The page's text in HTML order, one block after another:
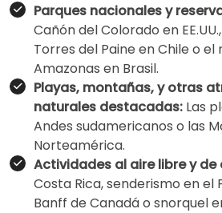
Parques nacionales y
Cañón del Colorado en
Torres del Paine en Chile o el
Amazonas en Brasil.
Playas, montañas, y otras
naturales destacadas: Las
Andes sudamericanos o las
Norteamérica.
Actividades al aire libre y de
Costa Rica, senderismo en el
Banff de Canadá o snorquel